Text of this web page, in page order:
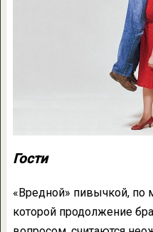
Гости
«Вредной» пивычкой, по
которой продолжение